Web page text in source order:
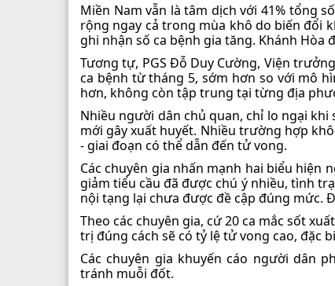
Miền Nam vẫn là tâm dịch với 41% tổng
rộng ngay cả trong mùa khô do biến đổi
ghi nhận số ca bệnh gia tăng. Khánh Hòa
Tương tự, PGS Đỗ Duy Cường, Viện
ca bệnh từ tháng 5, sớm hơn so với mô
hơn, không còn tập trung tại từng địa
Nhiều người dân chủ quan, chỉ lo ngại
mới gây xuất huyết. Nhiều trường hợp
- giai đoạn có thể dẫn đến tử vong.
Các chuyên gia nhấn mạnh hai biểu hiện
giảm tiểu cầu đã được chú ý nhiều, tình
nội tạng lại chưa được đề cập đúng mức.
Theo các chuyên gia, cứ 20 ca mắc sốt
trị đúng cách sẽ có tỷ lệ tử vong cao, đặc
Các chuyên gia khuyến cáo người dân
tránh muỗi đốt.